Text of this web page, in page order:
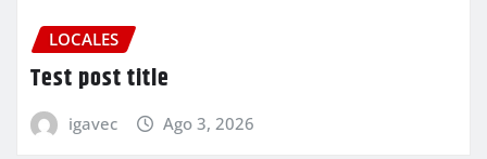
LOCALES
Test post title
igavec Ago 3, 2026